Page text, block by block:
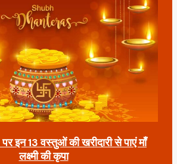
इन 13 वस्तुओं की खरीदारी से पाएं माँ
लक्ष्मी की कृपा